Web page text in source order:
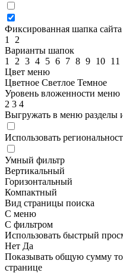
Фиксированная шапка сайта
1
2
Варианты шапок
1
2 3 4 5 6 7 8 9 10 11
Цвет меню
Цветное Светлое Темное
Уровень вложенности меню
2 3 4
Выгружать в меню разделы
Использовать
Умный фильтр
Вертикальный
Горизонтальный
Компактный
Вид страницы поиска
С меню
С фильтром
Использовать быстрый
Нет Да
Показывать общую сумму
странице